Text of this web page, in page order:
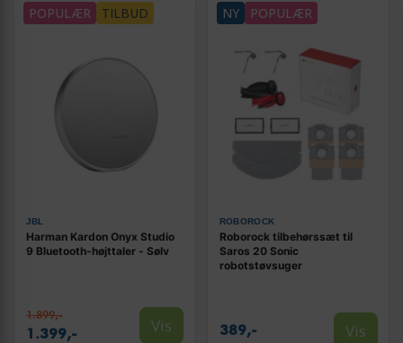
POPULÆR TILBUD
JBL
Harman Kardon Onyx Studio
9 Bluetooth-højttaler - Sølv
1.899,-
1.399,- Vis
NY POPULÆR
ROBOROCK
Roborock tilbehørssæt til
Saros 20 Sonic
robotstøvsuger
389,- Vis